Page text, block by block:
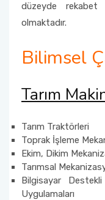
düzeyde
olmaktadır.
Bilimsel
Tarım
Tarım Traktörleri
Toprak İşleme
Ekim, Dikim
Tarımsal
Bilgisayar
Uygulamaları